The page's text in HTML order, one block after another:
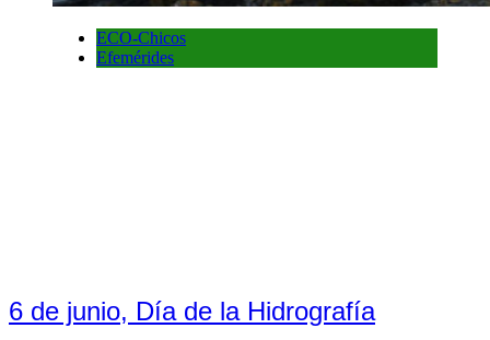
ECO-Chicos
Efemérides
6 de junio, Día de la Hidrografía